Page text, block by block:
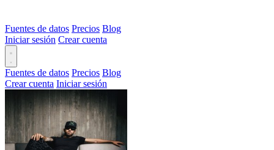
Fuentes de datos Precios Blog
Iniciar sesión Crear cuenta
Fuentes de datos Precios Blog
Crear cuenta Iniciar sesión